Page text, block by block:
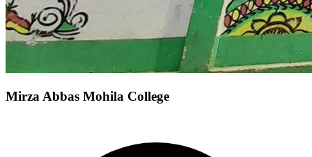
Mirza Abbas Mohila College